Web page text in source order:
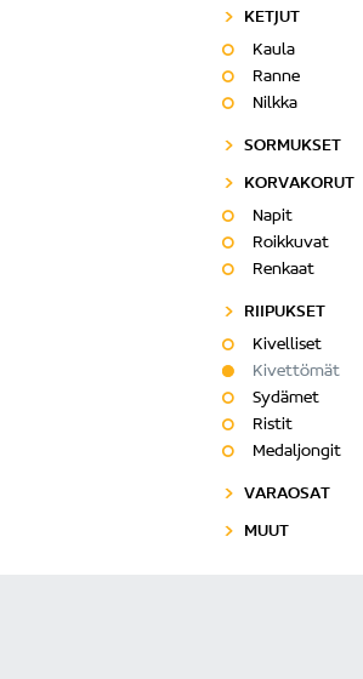
KETJUT
Kaula
Ranne
Nilkka
SORMUKSET
KORVAKORUT
Napit
Roikkuvat
Renkaat
RIIPUKSET
Kivelliset
Kivettömät
Sydämet
Ristit
Medaljongit
VARAOSAT
MUUT